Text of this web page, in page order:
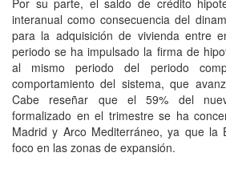
interanual como consecuencia del
para la adquisición de vivienda entre
periodo se ha impulsado la firma de
al mismo periodo del periodo
comportamiento del sistema, que
Cabe reseñar que el 59% del
formalizado en el trimestre se ha
Madrid y Arco Mediterráneo, ya que la
foco en las zonas de expansión.